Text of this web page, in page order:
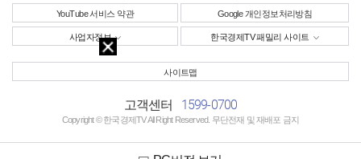
YouTube 서비스 약관 Google 개인정보처리방침
사업자정보 한국경제TV 패밀리 사이트
사이트맵
고객센터 1599-0700
Copyright © 한국경제TV All Right Reserved. 무단전재 및 재배포 금지